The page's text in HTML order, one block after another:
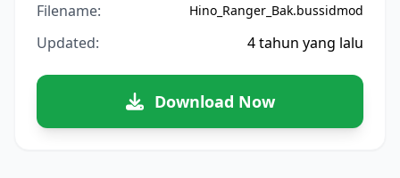
Filename:
Hino_Ranger_Bak.bussidmod
Updated: 4 tahun yang lalu
Download Now